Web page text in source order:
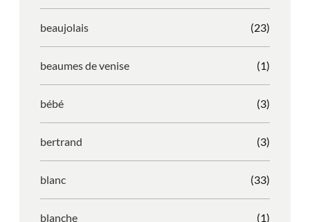
beaujolais (23)
beaumes de venise (1)
bébé (3)
bertrand (3)
blanc (33)
blanche (1)